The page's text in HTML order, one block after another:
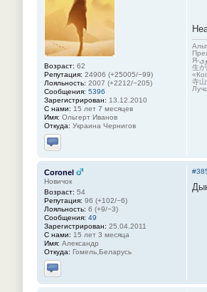
Возраст: 62
Репутация: 24906 (+25005/−99)
Лояльность: 2007 (+2212/−205)
Сообщения: 5396
Зарегистрирован: 13.12.2010
С нами: 15 лет 7 месяцев
Имя: Ольгерт Иванов
Откуда: Украина Чернигов
Отправить личное сообщение
生
寺
Coronel
Новичок
Возраст: 54
Репутация: 96 (+102/−6)
Лояльность: 6 (+9/−3)
Сообщения: 49
Зарегистрирован: 25.04.2011
С нами: 15 лет 3 месяца
Имя: Александр
Откуда: Гомель,Беларусь
Отправить личное сообщение